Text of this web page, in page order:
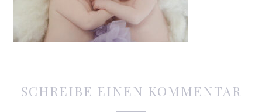
SCHREIBE EINEN KOMMENTAR